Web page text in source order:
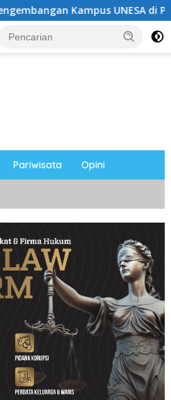
di Pusat Kota, Riyono
Pariwisata Opini